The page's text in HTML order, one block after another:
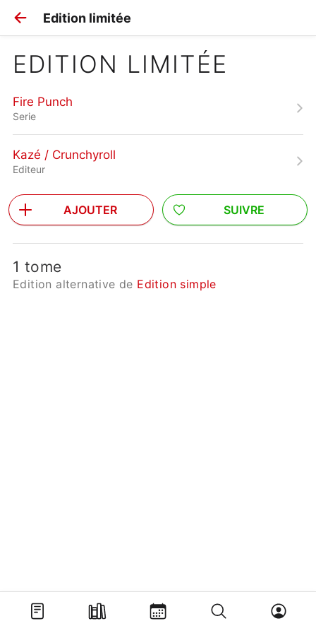
Edition limitée
EDITION LIMITÉE
Fire Punch
Serie
Kazé / Crunchyroll
Editeur
AJOUTER SUIVRE
1 tome
Edition alternative de Edition simple